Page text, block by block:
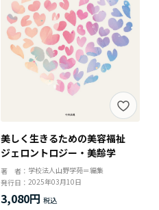
美しく生きるための美容福祉
ジェロントロジー・美齢学
著 者： 学校法人山野学苑＝編集
発行日： 2025年03月10日
3,080円